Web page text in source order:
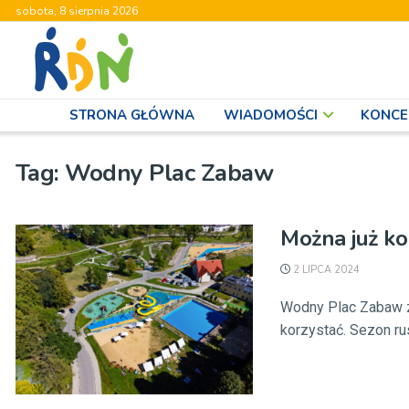
sobota, 8 sierpnia 2026
STRONA GŁÓWNA WIADOMOŚCI
Tag: Wodny Plac Zabaw
Można już
2 LIPCA 2024
Wodny Plac
korzystać. Sezon